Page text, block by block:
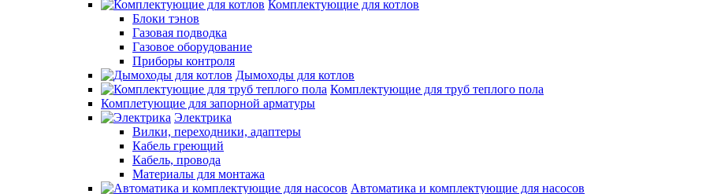
Комплектующие для котлов
Блоки тэнов
Газовая подводка
Газовое оборудование
Приборы контроля
Дымоходы для котлов
Комплектующие для труб теплого пола
Комплетующие для запорной арматуры
Электрика
Вилки, переходники, адаптеры
Кабель греющий
Кабель, провода
Материалы для монтажа
Автоматика и комплектующие для насосов